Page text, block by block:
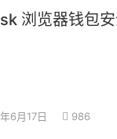
浏览器钱包
6月17日 986